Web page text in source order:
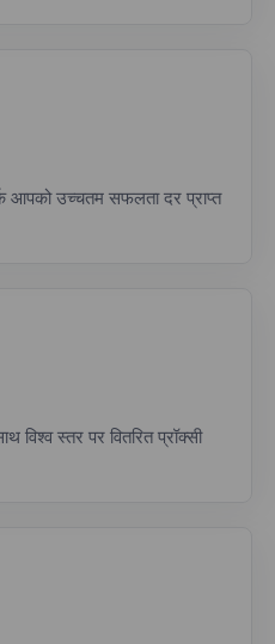
आपको उच्चतम सफलता दर प्राप्त
स्तर पर वितरित प्रॉक्सी